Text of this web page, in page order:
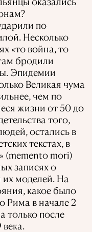
по
Несколько
«то война, то
бродили
Эпидемии
Великая чума
чем по
жизни от 50 до
того,
остались в
текстах, в
(memento mori)
записях о
их моделей. На
какое было
Рима в начале 2
только после